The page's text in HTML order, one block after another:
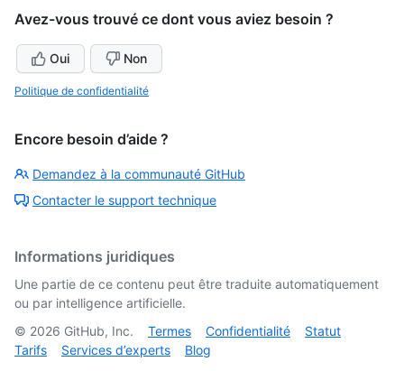
Avez-vous trouvé ce dont vous aviez besoin ?
Oui Non
Politique de confidentialité
Encore besoin d’aide ?
Demandez à la communauté GitHub
Contacter le support technique
Informations juridiques
Une partie de ce contenu peut être traduite automatiquement
ou par intelligence artificielle.
© 2026 GitHub, Inc. Termes Confidentialité
Statut
Tarifs
Services d’experts Blog